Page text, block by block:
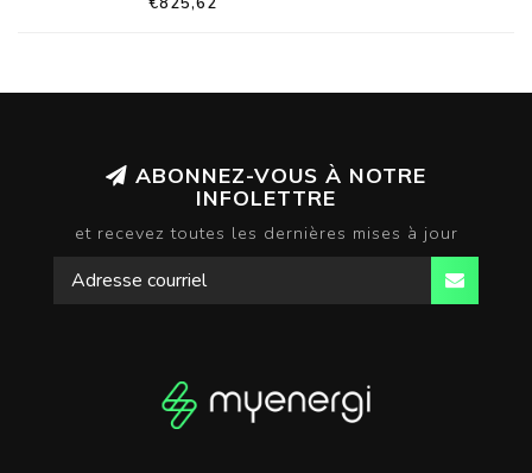
de votre installation photovoltaïque ou
ABONNEZ-VOUS À NOTRE
INFOLETTRE
et recevez toutes les dernières mises à jour